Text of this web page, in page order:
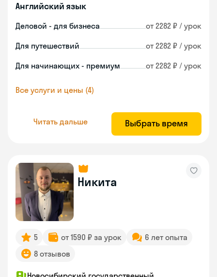
Английский язык
Деловой - для бизнеса от 2282 ₽ / урок
Для путешествий от 2282 ₽ / урок
Для начинающих - премиум от 2282 ₽ / урок
Все услуги и цены (4)
Читать дальше Выбрать время
Никита
5 от 1590 ₽ за урок
6 лет опыта
8 отзывов